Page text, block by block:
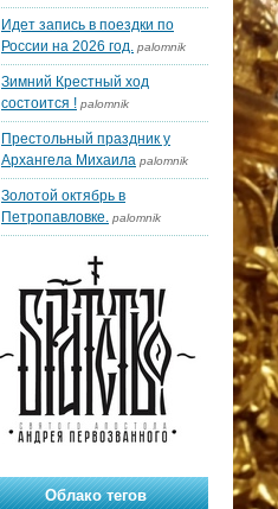
Идет запись в поездки по
России на 2026 год. palomnik
Зимний Крестный ход
состоится ! palomnik
Престольный праздник у
Архангела Михаила palomnik
Золотой октябрь в
Петропавловке. palomnik
Облако тегов